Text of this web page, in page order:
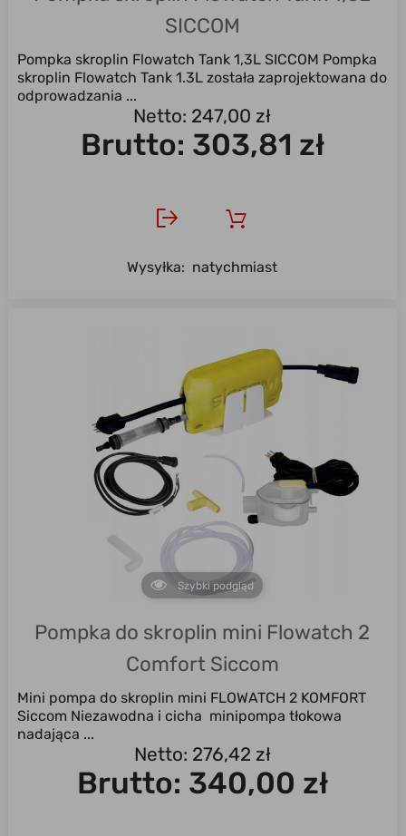
SICCOM
Pompka skroplin Flowatch Tank 1,3L SICCOM Pompka
skroplin Flowatch Tank 1.3L została zaprojektowana do
odprowadzania ...
Netto: 247,00 zł
Brutto: 303,81 zł
Wysyłka: natychmiast
Szybki podgląd
Pompka do skroplin mini Flowatch 2
Comfort Siccom
Mini pompa do skroplin mini FLOWATCH 2 KOMFORT
Siccom Niezawodna i cicha minipompa tłokowa
nadająca ...
Netto: 276,42 zł
Brutto: 340,00 zł